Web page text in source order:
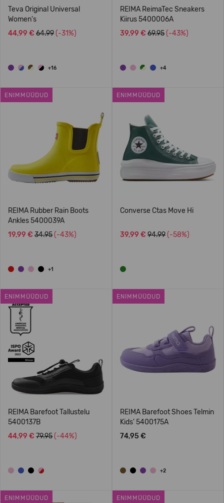
Teva Original Universal
Women's
44,99 € 64.99 (-31%)
+16
REIMA ReimaTec Sneakers
Kiirus 5400006A
39,99 € 69.95 (-43%)
+4
ENIMMÜÜDUD
REIMA Rubber Rain Boots
Ankles 5400039A
19,99 € 34.95 (-43%)
+1
ENIMMÜÜDUD
Converse Ctas Move Hi
39,99 € 94.99 (-58%)
ENIMMÜÜDUD
REIMA Barefoot Tallustelu
5400137B
44,99 € 79.95 (-44%)
ENIMMÜÜDUD
REIMA Barefoot Shoes Telmin
Kids' 5400175A
74,95 €
+2
ENIMMÜÜDUD ENIMMÜÜDUD